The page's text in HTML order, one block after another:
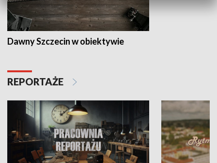
Dawny Szczecin w obiektywie
REPORTAŻE